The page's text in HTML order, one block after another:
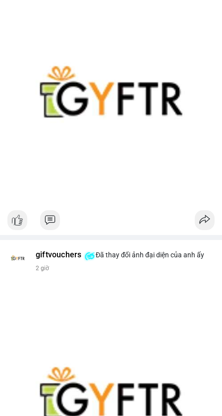
giftvouchers Đã thay đổi ảnh đại diện của anh ấy
2 giờ